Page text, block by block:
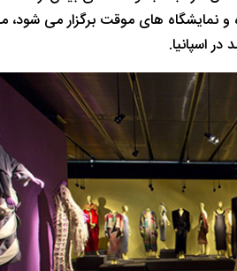
نمایشگاه های موقت برگزار می
اسپانیا.